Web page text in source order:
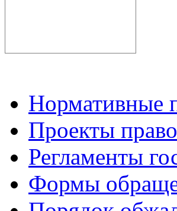
Нормативные
Проекты
Регламенты
Формы